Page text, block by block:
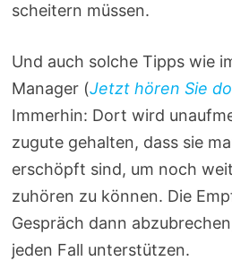
scheitern müssen.
Und auch solche Tipps wie
Manager (Jetzt hören Sie
Immerhin: Dort wird
zugute gehalten, dass sie
erschöpft sind, um noch
zuhören zu können. Die
Gespräch dann
jeden Fall unterstützen.